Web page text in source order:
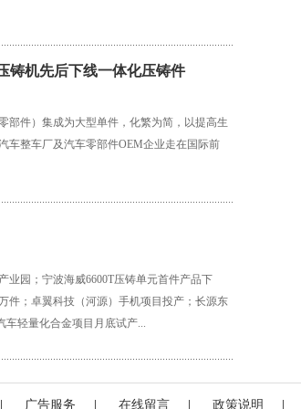
铸机先后下线一体化压铸件
部件）集成为大型单件，化繁为简，以提高生
车整车厂及汽车零部件OEM企业走在国际前
业园；宁波海威6600T压铸单元首件产品下
件；卓翼科技（河源）手机项目投产；长源东
车轻量化合金项目月底试产...
广告服务 在线留言 政策说明